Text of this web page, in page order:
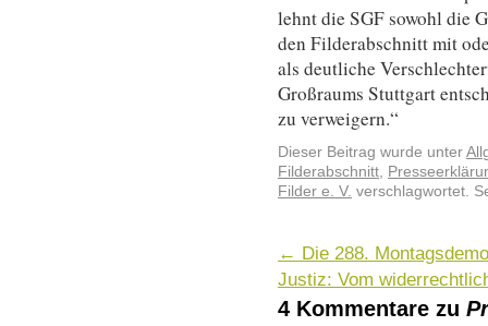
lehnt die SGF sowohl die
den Filderabschnitt mit
als deutliche
Großraums Stuttgart
zu verweigern.“
Dieser Beitrag wurde unter
Filderabschnitt,
Filder e. V. verschlagwortet.
← Die 288.
Justiz: Vom
4 Kommentare zu